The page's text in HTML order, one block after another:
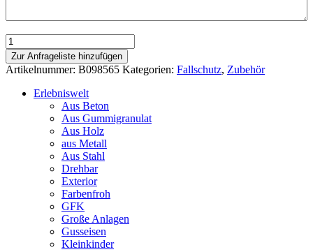
Rasengitterplatten
990
x
1060
wahlweise
Zur Anfrageliste hinzufügen
Artikelnummer: B098565 Kategorien: Fallschutz, Zubehör
Erlebniswelt
Aus Beton
Aus Gummigranulat
Aus Holz
aus Metall
Aus Stahl
Drehbar
Exterior
Farbenfroh
GFK
Große Anlagen
Gusseisen
Kleinkinder